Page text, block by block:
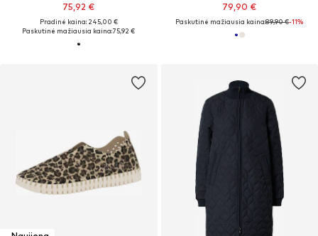
75,92 €
Pradinė kaina: 245,00 €
Paskutinė mažiausia kaina:75,92 €
79,90 €
Paskutinė mažiausia kaina:89,90 €-11%